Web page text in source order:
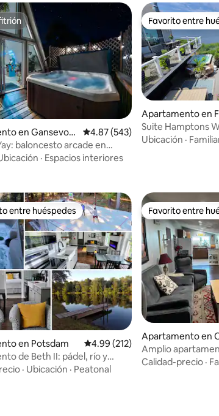
de 5, 276 reseñas
en Gansevoor
Calificación promedio: 4.87 de
4.87 (543)
baloncesto arcade en
· Espacios interiores
Favorito entre
Favorito entre
Apartamento en
Suite Hamptons
privado
Ubicación ·
de 5, 319 reseñas
huéspedes preferido
entre huéspedes
en Potsdam Calificación promedio: 4.99 de
4.99 (212)
de Beth II: pádel, río y
· Ubicación · Peatonal
Favorito entre
Favorito entre
Apartamento en
Amplio
dormitorio con
Calidad-precio ·